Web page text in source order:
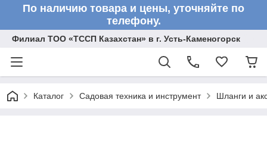
По наличию товара и цены, уточняйте по
телефону.
Филиал ТОО «ТССП Казахстан» в г. Усть-Каменогорск
Каталог Садовая техника и инструмент Шланги и